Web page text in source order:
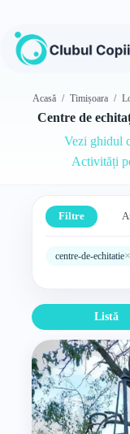
conținut
Acasă / Timișoara /
Centre de
Vezi ghidul
Activități
Filtre
centre-de-echitatie×
Listă